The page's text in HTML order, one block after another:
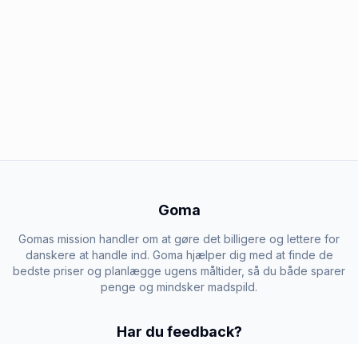
Goma
Gomas mission handler om at gøre det billigere og lettere for
danskere at handle ind. Goma hjælper dig med at finde de
bedste priser og planlægge ugens måltider, så du både sparer
penge og mindsker madspild.
Har du feedback?